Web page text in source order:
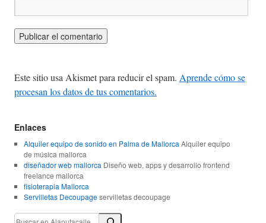
Este sitio usa Akismet para reducir el spam. Aprende cómo se
procesan los datos de tus comentarios.
Enlaces
Alquiler equipo de sonido en Palma de Mallorca Alquiler equipo
de música mallorca
diseñador web mallorca Diseño web, apps y desarrollo frontend
freelance mallorca
fisioterapia Mallorca
Servilletas Decoupageservilletas decoupage